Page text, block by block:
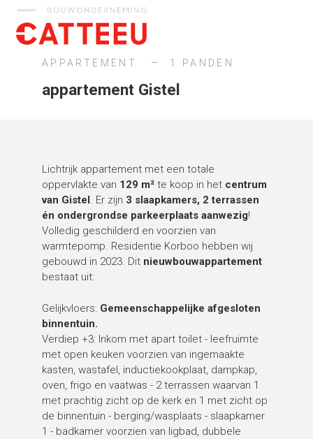
Catteeu
APPARTEMENT 1 PANDEN
appartement Gistel
Lichtrijk appartement met een totale
oppervlakte van 129 m² te koop in het centrum
van Gistel. Er zijn 3 slaapkamers, 2 terrassen
én ondergrondse parkeerplaats aanwezig!
Volledig geschilderd en voorzien van
warmtepomp. Residentie Korboo hebben wij
gebouwd in 2023. Dit nieuwbouwappartement
bestaat uit:
Gelijkvloers: Gemeenschappelijke afgesloten
binnentuin.
Verdiep +3: Inkom met apart toilet - leefruimte
met open keuken voorzien van ingemaakte
kasten, wastafel, inductiekookplaat, dampkap,
oven, frigo en vaatwas - 2 terrassen waarvan 1
met prachtig zicht op de kerk en 1 met zicht op
de binnentuin - berging/wasplaats - slaapkamer
1 - badkamer voorzien van ligbad, dubbele